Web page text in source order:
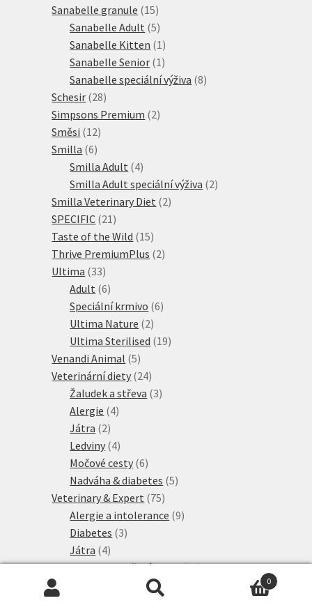
Sanabelle granule 1515
produktů
Sanabelle Adult 55
produktů
Sanabelle Kitten 1 1
produkt
Sanabelle Senior 1 1
produkt
Sanabelle speciální výživa 88
Schesir 2828
produktů
Simpsons Premium 22
Směsi 1212
Smilla 66
produktů
Smilla Adult 44
produkty
Smilla Adult speciální výživa 22
Smilla Veterinary Diet 22
SPECIFIC 21 21
produktů
Taste of the Wild 1515
produktů
Thrive PremiumPlus 22
Ultima 3333
produktů
Adult 66
produktů
Speciální krmivo 66
Ultima Nature 22
produkty
Ultima Sterilised 1919
Venandi Animal 55
produktů
Veterinární diety 2424
produktů
Žaludek a střeva 33
Alergie 44
Játra 22
produkty
Ledviny 44
produkty
Močové cesty 66
produktů
Nadváha & diabetes 55
Veterinary & Expert 7575
produktů
Alergie a intolerance 99
Diabetes 33
Játra 44
produkty
Ledviny a močové cesty 2121
0